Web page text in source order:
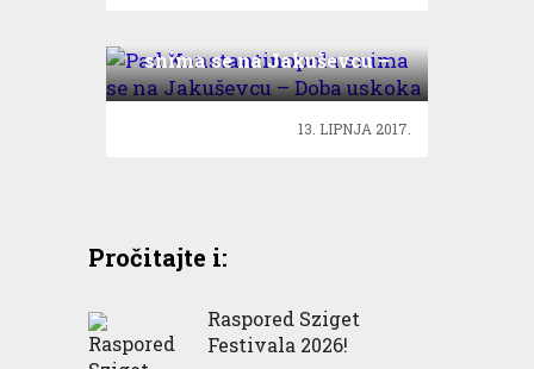
snima se na Jakuševcu –
Doba uskoka
13. LIPNJA 2017.
Pročitajte i:
Raspored Sziget
Festivala 2026!